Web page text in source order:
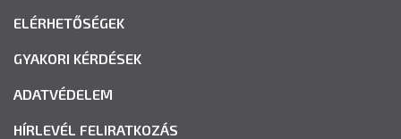
ELÉRHETŐSÉGEK
GYAKORI KÉRDÉSEK
ADATVÉDELEM
HÍRLEVÉL FELIRATKOZÁS